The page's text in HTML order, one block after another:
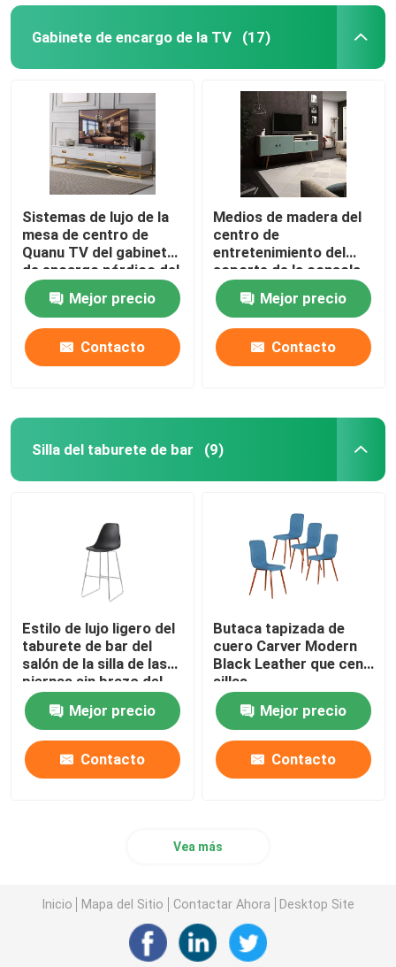
Gabinete de encargo de la TV (17)
Sistemas de lujo de la
mesa de centro de
Quanu TV del gabinete
de encargo nórdico del
MDF
Mejor precio
Contacto
Medios de madera del
centro de
entretenimiento del
soporte de la consola
TV del gabinete de
encargo simple del
vintage TV
Mejor precio
Contacto
Silla del taburete de bar (9)
Estilo de lujo ligero del
taburete de bar del
salón de la silla de las
piernas sin brazo del
metal
Mejor precio
Contacto
Butaca tapizada de
cuero Carver Modern
Black Leather que cena
sillas
Mejor precio
Contacto
Vea más
Inicio Mapa del Sitio Contactar Ahora Desktop Site